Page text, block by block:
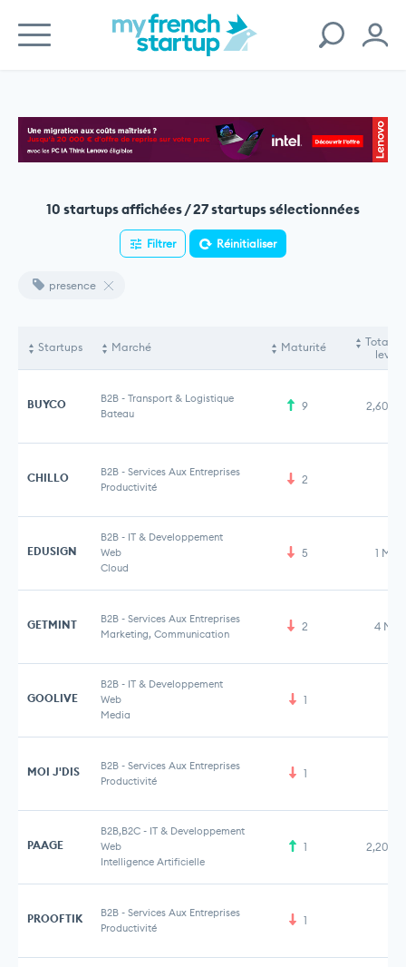
10 startups affichées / 27 startups sélectionnées
Filtrer Réinitialiser
presence
Startups Marché Maturité
Total
levés
BUYCO B2B - Transport & Logistique
Bateau
9 2,60
CHILLO B2B - Services Aux Entreprises
Productivité
2
EDUSIGN
B2B - IT & Developpement
Web
Cloud
5 1 M€
GETMINT B2B - Services Aux Entreprises
Marketing, Communication
2 4 M€
GOOLIVE
B2B - IT & Developpement
Web
Media
1
MOI J'DIS B2B - Services Aux Entreprises
Productivité
1
PAAGE
B2B,B2C - IT & Developpement
Web
Intelligence Artificielle
1 2,20
PROOFTIK B2B - Services Aux Entreprises
Productivité
1